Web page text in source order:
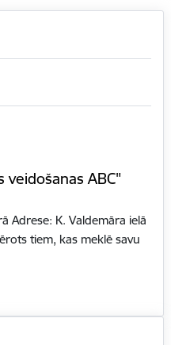
veidošanas ABC"
Adrese: K. Valdemāra ielā
tiem, kas meklē savu